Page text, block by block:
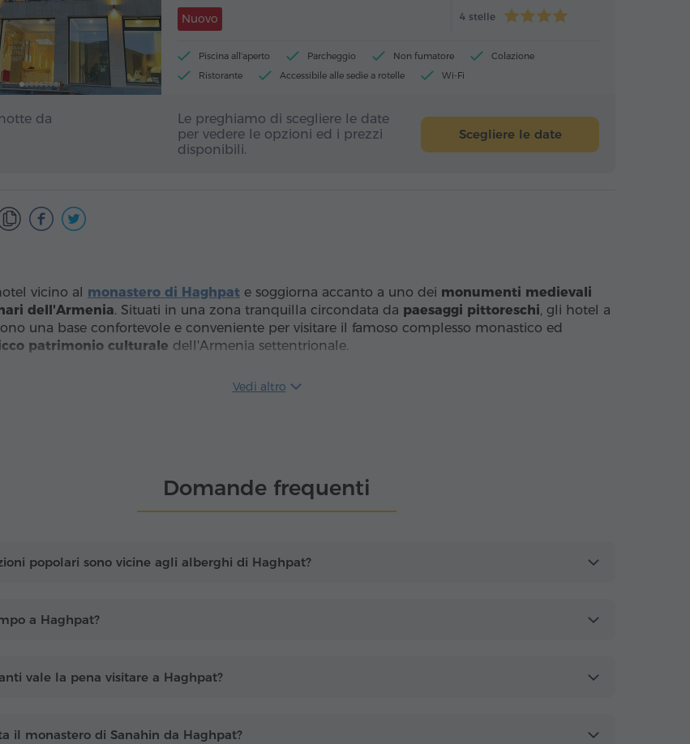
Nuovo 4 stelle
Piscina all'aperto Parcheggio Non fumatore
Colazione
Ristorante
Accessibile alle sedie a rotelle Wi-Fi
da
Le preghiamo di scegliere le date
per vedere le opzioni ed i prezzi
disponibili.
Scegliere le date
vicino al monastero di Haghpat e soggiorna accanto a uno dei monumenti medievali
dell'Armenia. Situati in una zona tranquilla circondata da paesaggi pittoreschi, gli hotel a
una base confortevole e conveniente per visitare il famoso complesso monastico ed
patrimonio culturale dell'Armenia settentrionale.
vicino a Haghpat con i servizi necessari per un soggiorno piacevole.
Vedi altro
Domande frequenti
popolari sono vicine agli alberghi di Haghpat?
a Haghpat?
vale la pena visitare a Haghpat?
il monastero di Sanahin da Haghpat?